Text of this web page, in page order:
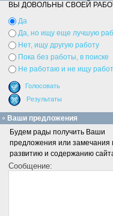
ВЫ ДОВОЛЬНЫ СВОЕЙ
Да
Да, но ищу еще лучшую
Нет, ищу другую работу
Пока без работы, в поиске
Не работаю и не ищу
Ваши предложения
Будем рады получить Ваши
предложения или замечания
развитию и содержанию
Сообщение: